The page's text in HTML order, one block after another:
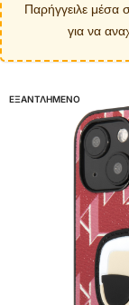
Παρήγγειλε μέσα
για να
ΕΞΑΝΤΛΗΜΕΝΟ